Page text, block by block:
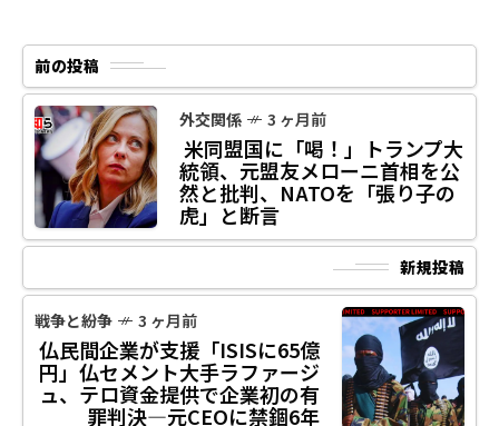
前の投稿
外交関係 3 ヶ月前
米同盟国に「喝！」トランプ大
統領、元盟友メローニ首相を公
然と批判、NATOを「張り子の
虎」と断言
新規投稿
戦争と紛争 3 ヶ月前
仏民間企業が支援「ISISに65億
円」仏セメント大手ラファージ
ュ、テロ資金提供で企業初の有
罪判決―元CEOに禁錮6年